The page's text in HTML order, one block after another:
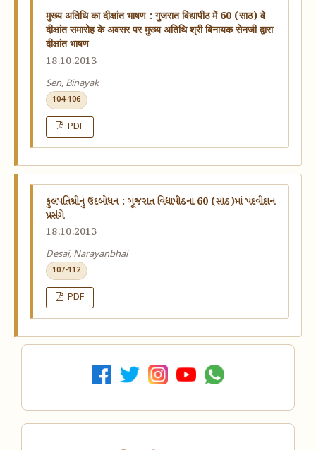
मुख्य अतिथि का दीक्षांत भाषण : गुजरात विद्यापीठ में 60 (साठ) वे
दीक्षांत समारोह के अवसर पर मुख्य अतिथि श्री बिनायक सेनजी द्वारा
दीक्षांत भाषण
18.10.2013
Sen, Binayak
104-106
PDF
કુલપતિશ્રીનું ઉદબોધન : ગૂજરાત વિદ્યાપીઠના 60 (સાઠ)માં પદવીદાન
પ્રસંગે
18.10.2013
Desai, Narayanbhai
107-112
PDF